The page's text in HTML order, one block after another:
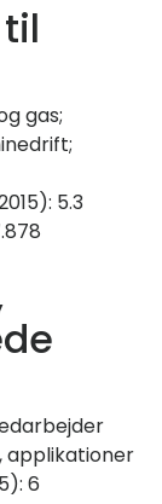
gas;
5.3
applikationer
6